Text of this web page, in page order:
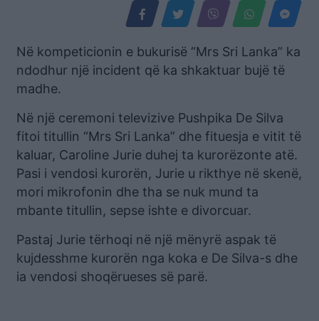
Në kompeticionin e bukurisë “Mrs Sri Lanka” ka
ndodhur një incident që ka shkaktuar bujë të
madhe.
Në një ceremoni televizive Pushpika De Silva
fitoi titullin “Mrs Sri Lanka” dhe fituesja e vitit të
kaluar, Caroline Jurie duhej ta kurorëzonte atë.
Pasi i vendosi kurorën, Jurie u rikthye në skenë,
mori mikrofonin dhe tha se nuk mund ta
mbante titullin, sepse ishte e divorcuar.
Pastaj Jurie tërhoqi në një mënyrë aspak të
kujdesshme kurorën nga koka e De Silva-s dhe
ia vendosi shoqërueses së parë.